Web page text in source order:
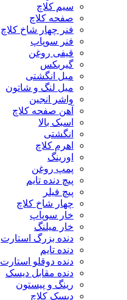
سیم کلاچ
صفحه کلاچ
فنر چهار شاخ کلاچ
فنر سوپاپ
قیفی روغن
گیربکس
میل انگشتی
میل لنگ و شاتون
واشر انجین
آهن صفحه کلاچ
اسبک بالا
انگشتی
اهرم کلاچ
اورینگ
پمپ روغن
پیچ دنده تایم
پیچ فیلر
چهار شاخ کلاچ
خار سوپاپ
خار میلنگ
دنده بزرگ استارت
دنده تایم
دنده دوقلو استارت
دنده مقابل دیسک
رینگ و پیستون
دیسک کلاچ